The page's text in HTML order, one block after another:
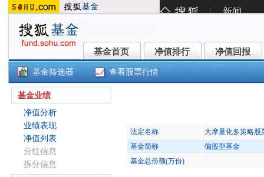
基金首页
基金首页 净值排行
净值排行 净值回报
净值回报
基金筛选器 查看股票行情
基金业绩
净值分析
业绩表现
净值列表
分红信息
拆分信息
法定名称
大摩量化多策略股
基金简称
偏股型基金
基金总份额(万份)